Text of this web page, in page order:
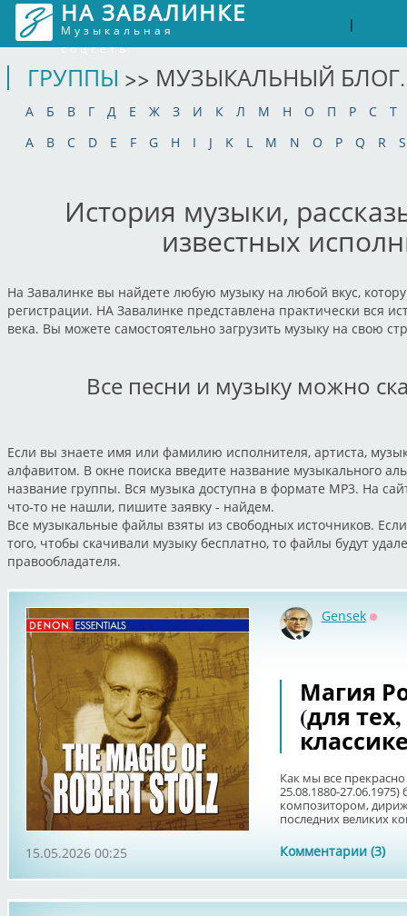
НА ЗАВАЛИНКЕ
Музыкальная
соцсеть
|
ГРУППЫ >> МУЗЫКАЛЬНЫЙ
А Б В Г Д Е Ж З И К Л М Н О П Р С
Т
A
B C D E F G H I J K L M N O P Q R S
История музыки,
известных
На Завалинке вы найдете любую музыку на любой вкус,
регистрации. НА Завалинке представлена практически вся
века. Вы можете самостоятельно загрузить музыку на свою
Все песни и музыку можно
Если вы знаете имя или фамилию исполнителя, артиста,
алфавитом. В окне поиска введите название музыкального
название группы. Вся музыка доступна в формате MP3. На
что-то не нашли, пишите заявку - найдем.
Все музыкальные файлы взяты из свободных источников.
того, чтобы скачивали музыку бесплатно, то файлы будут
правообладателя.
Gensek
Магия
(для
Как мы все
25.08.1880-
композитором,
последних великих
Комментарии (3)
15.05.2026 00:25